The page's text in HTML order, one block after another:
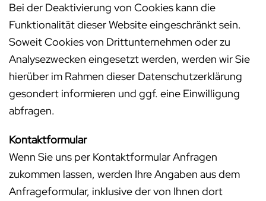
Bei der Deaktivierung von Cookies kann die
Funktionalität dieser Website eingeschränkt sein.
Soweit Cookies von Drittunternehmen oder zu
Analysezwecken eingesetzt werden, werden wir Sie
hierüber im Rahmen dieser Datenschutzerklärung
gesondert informieren und ggf. eine Einwilligung
abfragen.
Kontaktformular
Wenn Sie uns per Kontaktformular Anfragen
zukommen lassen, werden Ihre Angaben aus dem
Anfrageformular, inklusive der von Ihnen dort